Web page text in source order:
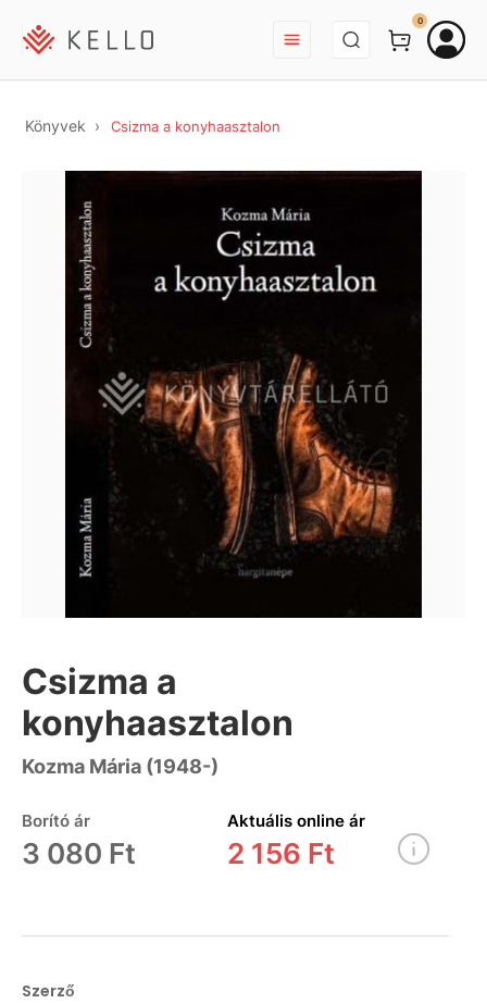
BEJELENTKEZÉS
0
Könyvek Csizma a konyhaasztalon
Csizma a
konyhaasztalon
Kozma Mária (1948-)
Borító ár
3 080 Ft
Aktuális online ár
2 156 Ft
Szerző